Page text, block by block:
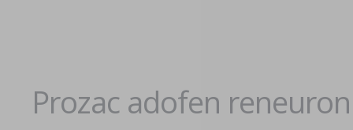
Prozac adofen